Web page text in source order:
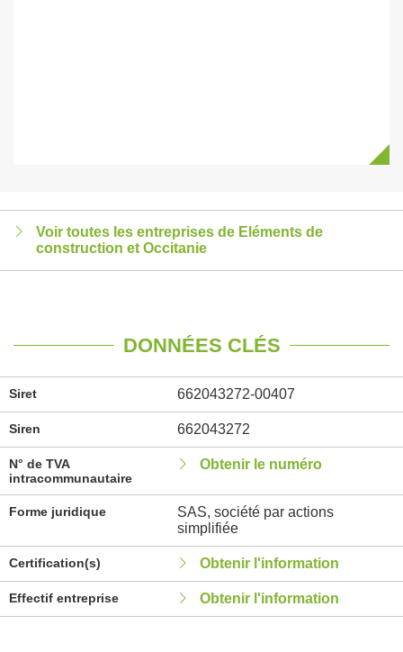
Voir toutes les entreprises de Eléments de
construction et Occitanie
DONNÉES CLÉS
Siret 662043272-00407
Siren 662043272
N° de TVA
intracommunautaire
Obtenir le numéro
Forme juridique
SAS, société par actions
simplifiée
Certification(s) Obtenir l'information
Effectif entreprise Obtenir l'information